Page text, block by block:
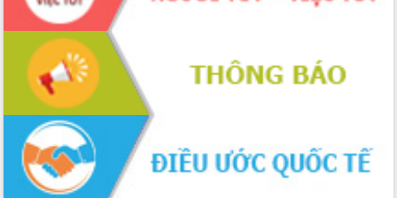
Phó Chủ tịch UBND tỉnh Đắk Lắk
Trương Công Thái kiểm tra thực địa
Dự án cao tốc Khánh Hòa - Buôn Ma
Thuột
Định vị cà phê Việt Nam như một “di
sản sống” trong dòng chảy toàn cầu
Xây dựng nông thôn mới: Nâng cao đời
sống người dân từ những mô hình thiết
thực
Quyết liệt tháo gỡ vướng mắc, đẩy